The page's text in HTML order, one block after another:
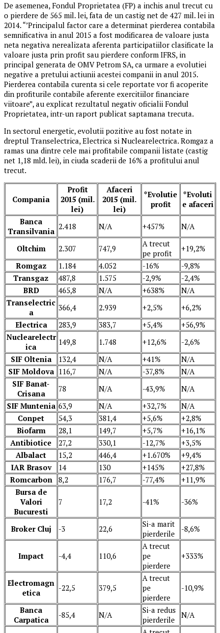
De asemenea, Fondul Proprietatea (FP) a inchis anul trecut cu
o pierdere de 565 mil. lei, fata de un castig net de 427 mil. lei in
2014. “’Principalul factor care a determinat pierderea contabila
semnificativa in anul 2015 a fost modificarea de valoare justa
neta negativa nerealizata aferenta participatiilor clasificate la
valoare justa prin profit sau pierdere conform IFRS, in
principal generata de OMV Petrom SA, ca urmare a evolutiei
negative a pretului actiunii acestei companii in anul 2015.
Pierderea contabila curenta si cele reportate vor fi acoperite
din profiturile contabile aferente exercitiilor financiare
viitoare”, au explicat rezultatul negativ oficialii Fondul
Proprietatea, intr-un raport publicat saptamana trecuta.
In sectorul energetic, evolutii pozitive au fost notate in
dreptul Transelectrica, Electrica si Nuclearelectrica. Romgaz a
ramas una dintre cele mai profitabile companii listate (castig
net 1,18 mld. lei), in ciuda scaderii de 16% a profitului anul
trecut.
Compania
Profit
2015 (mil.
lei)
Afaceri
2015 (mil.
lei)
*Evolutie
profit
*Evoluti
e afaceri
Banca
Transilvania 2.418 N/A +457% N/A
Oltchim 2.307 747,9
A trecut
pe profit
+19,2%
Romgaz
1.184 4.052 -16%
-9,8%
Transgaz
487,8 1.575 -2,9%
-2,4%
BRD
465,8 N/A +638%
N/A
Transelectric
a
366,4 2.939 +2,5%
+6,2%
Electrica
283,9 383,7 +5,4%
+56,9%
Nuclearelectr
ica
149,8 1.748 +12,6%
-2,6%
SIF Oltenia
132,4 N/A +41%
N/A
SIF Moldova 116,7 N/A -37,8%
N/A
SIF Banat-
Crisana
78 N/A -43,9%
N/A
SIF Muntenia 63,9 N/A +32,7%
N/A
Conpet
54,3 381,4 +5,6%
+2,8%
Biofarm
28,1 149,7 +5,7%
+16,1%
Antibiotice
27,2 330,1 -12,7%
+3,5%
Albalact
15,2 446,4 +1.670%
+9,4%
IAR Brasov
14 130 +145%
+27,8%
Romcarbon
8,2 176,7 -77,4%
+11,9%
Bursa de
Valori
Bucuresti
7 17,2 -41% -36%
Broker Cluj -3 22,6
Si-a marit
pierderile
-8,6%
Impact -4,4 110,6
A trecut
pe
pierdere
+333%
Electromagn
etica
-22,5 379,5
A trecut
pe
pierdere
-10,9%
Banca
Carpatica
-85,4 N/A
Si-a redus
pierderile
N/A